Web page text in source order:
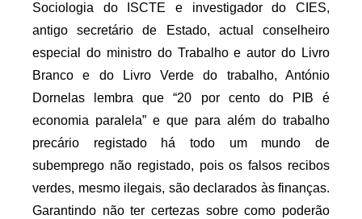
Sociologia do ISCTE e investigador do CIES,
antigo secretário de Estado, actual conselheiro
especial do ministro do Trabalho e autor do Livro
Branco e do Livro Verde do trabalho, António
Dornelas lembra que “20 por cento do PIB é
economia paralela” e que para além do trabalho
precário registado há todo um mundo de
subemprego não registado, pois os falsos recibos
verdes, mesmo ilegais, são declarados às finanças.
Garantindo não ter certezas sobre como poderão